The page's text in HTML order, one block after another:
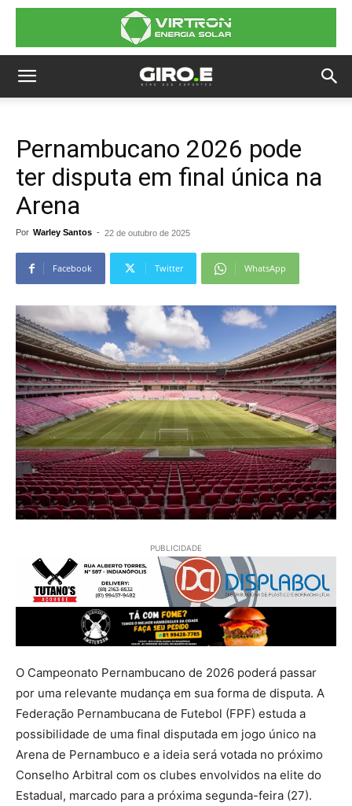
Pernambucano 2026 pode
ter disputa em final única na
Arena
Por Warley Santos - 22 de outubro de 2025
Facebook Twitter WhatsApp
PUBLICIDADE
O Campeonato Pernambucano de 2026 poderá passar
por uma relevante mudança em sua forma de disputa. A
Federação Pernambucana de Futebol (FPF) estuda a
possibilidade de uma final disputada em jogo único na
Arena de Pernambuco e a ideia será votada no próximo
Conselho Arbitral com os clubes envolvidos na elite do
Estadual, marcado para a próxima segunda-feira (27).